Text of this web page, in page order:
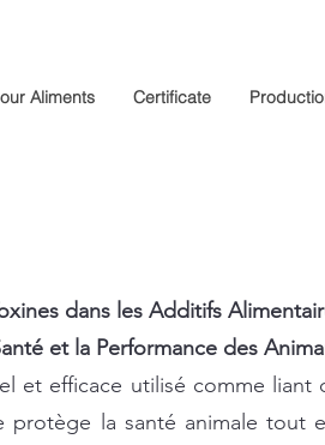
Aliments Certificate
dans les Additifs
et la Performance des
et efficace utilisé comme liant
protège la santé animale tout